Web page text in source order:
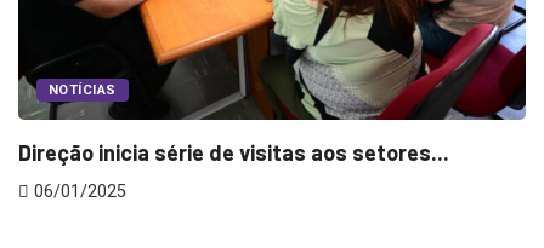
NOTÍCIAS
Direção inicia série de visitas aos setores...
06/01/2025